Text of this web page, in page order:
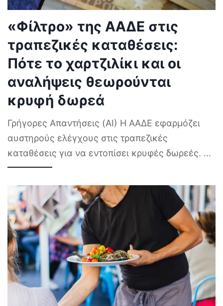
«Φίλτρο» της ΑΑΔΕ στις
τραπεζικές καταθέσεις:
Πότε το χαρτζιλίκι και οι
αναλήψεις θεωρούνται
κρυφή δωρεά
Γρήγορες Απαντήσεις (AI) Η ΑΑΔΕ εφαρμόζει
αυστηρούς ελέγχους στις τραπεζικές
καταθέσεις για να εντοπίσει κρυφές δωρεές. ...